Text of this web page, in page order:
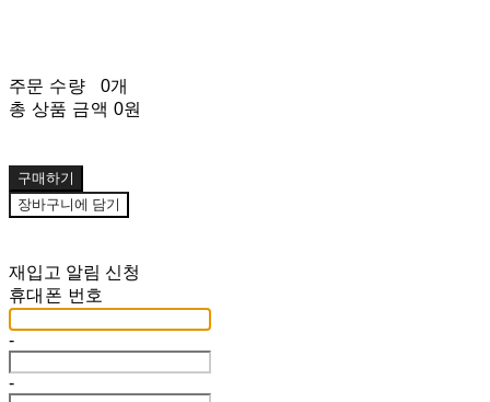
주문 수량
0개
총 상품 금액 0원
구매하기
장바구니에 담기
재입고 알림 신청
휴대폰 번호
-
-